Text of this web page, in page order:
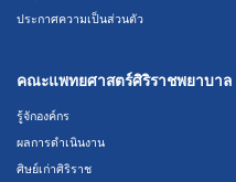
ประกาศความเป็นส่วนตัว
คณะแพทยศาสตร์ศิริราชพยาบาล
รู้จักองค์กร
ผลการดำเนินงาน
ศิษย์เก่าศิริราช